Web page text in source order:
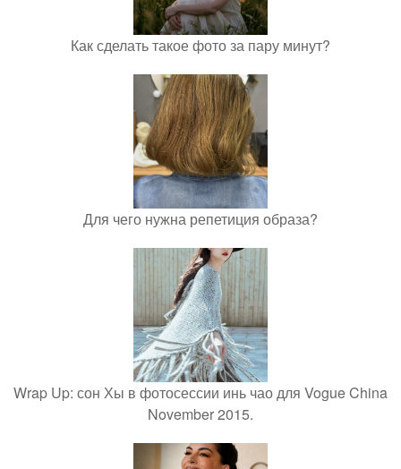
Как сделать такое фото за пару минут?
Для чего нужна репетиция образа?
Wrap Up: сон Хы в фотосессии инь чао для Vogue China
November 2015.